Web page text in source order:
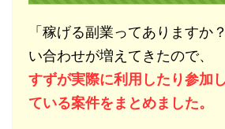
「稼げる副業ってありますか
い合わせが増えてきたので、
すずが実際に利用したり参加
ている案件をまとめました。